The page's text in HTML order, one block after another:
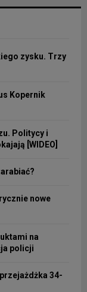
zysku. Trzy
Kopernik
Politycy i
[WIDEO]
nowe
na
policji
34-